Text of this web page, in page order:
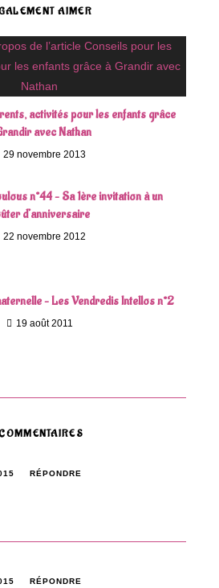
AIMER
activités pour les enfants grâce
avec Nathan
29 novembre 2013
n°44 – Sa 1ère invitation à un
d’anniversaire
22 novembre 2012
– Les Vendredis Intellos n°2
19 août 2011
RÉPONDRE
RÉPONDRE